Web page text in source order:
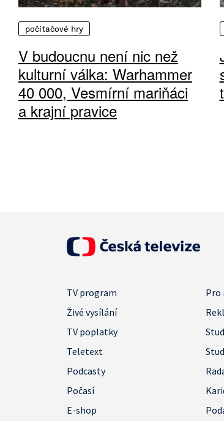
počítačové hry
V budoucnu není nic než
kulturní válka: Warhammer
40 000, Vesmírní mariňáci
a krajní pravice
TV program
Pro
Živé vysílání
TV poplatky
Teletext
Podcasty
Počasí
E-shop